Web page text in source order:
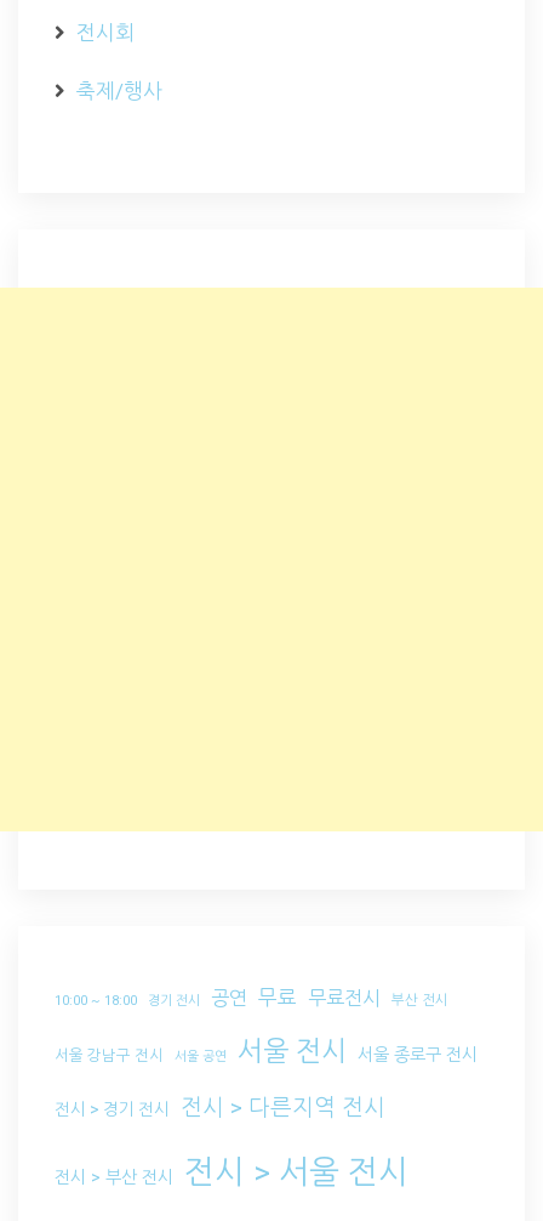
전시회
축제/행사
10:00 ~ 18:00 경기 전시 공연 무료 무료전시 부산 전시
서울 강남구 전시 서울 공연 서울 전시 서울 종로구 전시
전시 > 경기 전시 전시 > 다른지역 전시
전시 > 부산 전시 전시 > 서울 전시